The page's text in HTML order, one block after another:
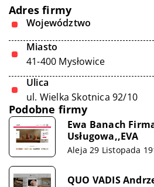
Adres firmy
Województwo
Miasto
41-400 Mysłowice
Ulica
ul. Wielka Skotnica 92/10
Podobne firmy
Ewa Banach
Usługowa,,EVA
Aleja 29 Listopada
QUO VADIS